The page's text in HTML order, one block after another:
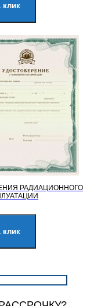
клик
РАДИАЦИОННОГО
клик